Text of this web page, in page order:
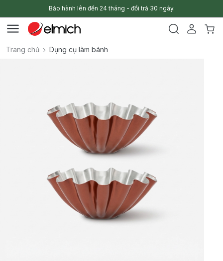
Bảo hành lên đến 24 tháng - đổi trả 30 ngày.
Trang chủ Dụng cụ làm bánh